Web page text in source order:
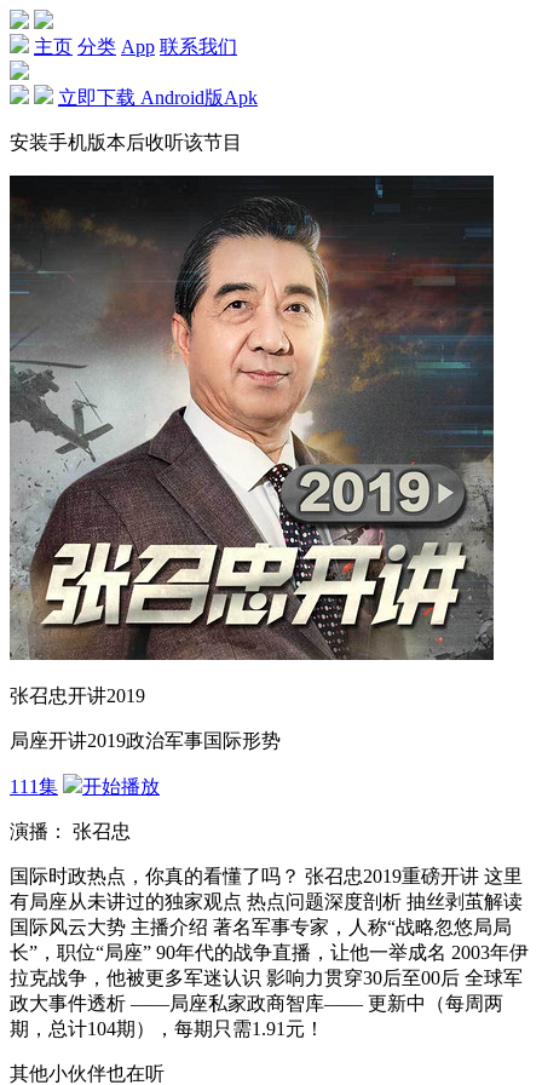
主页 分类 App 联系我们
立即下载 Android版Apk
安装手机版本后收听该节目
张召忠开讲2019
局座开讲2019政治军事国际形势
111集 开始播放
演播： 张召忠
国际时政热点，你真的看懂了吗？ 张召忠2019重磅开讲 这里
有局座从未讲过的独家观点 热点问题深度剖析 抽丝剥茧解读
国际风云大势 主播介绍 著名军事专家，人称“战略忽悠局局
长”，职位“局座” 90年代的战争直播，让他一举成名 2003年伊
拉克战争，他被更多军迷认识 影响力贯穿30后至00后 全球军
政大事件透析 ——局座私家政商智库—— 更新中（每周两
期，总计104期），每期只需1.91元！
其他小伙伴也在听